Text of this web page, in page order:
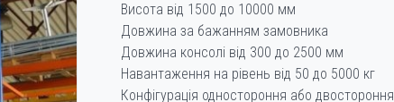
Висота від 1500 до 10000 мм
Довжина за бажанням замовника
Довжина консолі від 300 до 2500 мм
Навантаження на рівень від 50 до 5000 кг
Конфігурація одностороння або двостороння